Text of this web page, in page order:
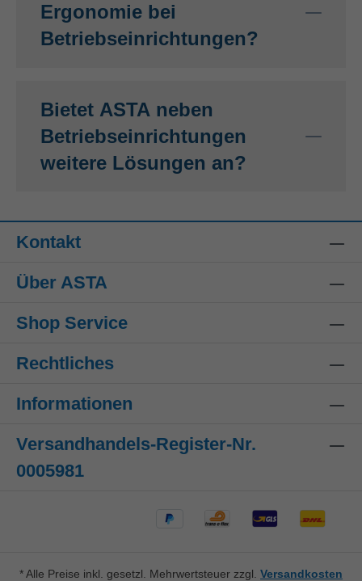
Ergonomie bei
Betriebseinrichtungen?
Bietet ASTA neben
Betriebseinrichtungen
weitere Lösungen an?
Kontakt
Über ASTA
Shop Service
Rechtliches
Informationen
Versandhandels-Register-Nr.
0005981
* Alle Preise inkl. gesetzl. Mehrwertsteuer zzgl. Versandkosten